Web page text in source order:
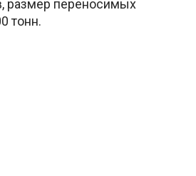
размер переносимых
тонн.